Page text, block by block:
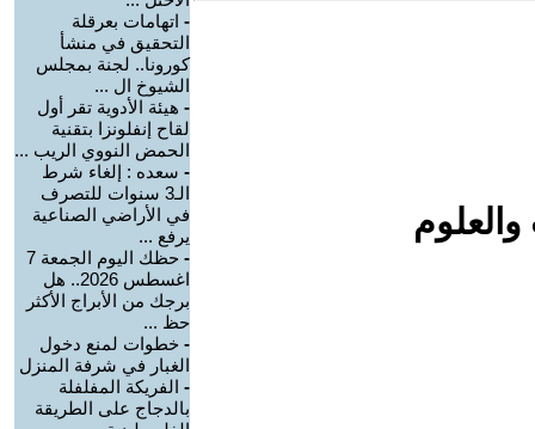
- اتهامات بعرقلة
التحقيق في منشأ
كورونا.. لجنة بمجلس
الشيوخ ال ...
- هيئة الأدوية تقر أول
لقاح إنفلونزا بتقنية
الحمض النووي الريب ...
- سعده : إلغاء شرط
الـ3 سنوات للتصرف
في الأراضي الصناعية
يرفع ...
-
حظك اليوم الجمعة 7
اغسطس 2026.. هل
برجك من الأبراج الأكثر
حظ ...
- خطوات لمنع دخول
الغبار في شرفة المنزل
- الفريكة المفلفلة
بالدجاج على الطريقة